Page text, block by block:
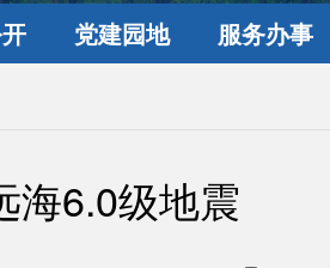
党建园地 服务办事
海6.0级地震